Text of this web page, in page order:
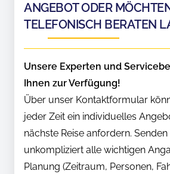
ANGEBOT ODER
TELEFONISCH BERATEN
Unsere Experten und
Ihnen zur Verfügung!
Über unser Kontaktformular
jeder Zeit ein individuelles
nächste Reise anfordern. Senden
unkompliziert alle wichtigen
Planung (Zeitraum, Personen,